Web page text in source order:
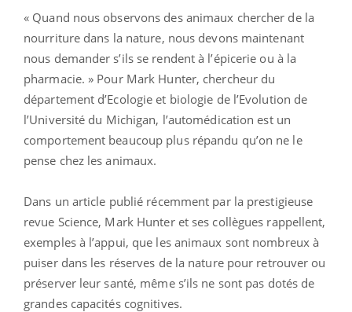
« Quand nous observons des animaux chercher de la
nourriture dans la nature, nous devons maintenant
nous demander s’ils se rendent à l’épicerie ou à la
pharmacie. » Pour Mark Hunter, chercheur du
département d’Ecologie et biologie de l’Evolution de
l’Université du Michigan, l’automédication est un
comportement beaucoup plus répandu qu’on ne le
pense chez les animaux.
Dans un article publié récemment par la prestigieuse
revue Science, Mark Hunter et ses collègues rappellent,
exemples à l’appui, que les animaux sont nombreux à
puiser dans les réserves de la nature pour retrouver ou
préserver leur santé, même s’ils ne sont pas dotés de
grandes capacités cognitives.